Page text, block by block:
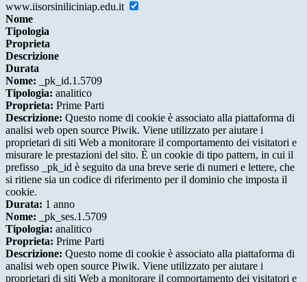
www.iisorsiniliciniap.edu.it
Nome
Tipologia
Proprieta
Descrizione
Durata
Nome: _pk_id.1.5709
Tipologia: analitico
Proprieta: Prime Parti
Descrizione: Questo nome di cookie è associato alla piattaforma di
analisi web open source Piwik. Viene utilizzato per aiutare i
proprietari di siti Web a monitorare il comportamento dei visitatori e
misurare le prestazioni del sito. È un cookie di tipo pattern, in cui il
prefisso _pk_id è seguito da una breve serie di numeri e lettere, che
si ritiene sia un codice di riferimento per il dominio che imposta il
cookie.
Durata: 1 anno
Nome: _pk_ses.1.5709
Tipologia: analitico
Proprieta: Prime Parti
Descrizione: Questo nome di cookie è associato alla piattaforma di
analisi web open source Piwik. Viene utilizzato per aiutare i
proprietari di siti Web a monitorare il comportamento dei visitatori e